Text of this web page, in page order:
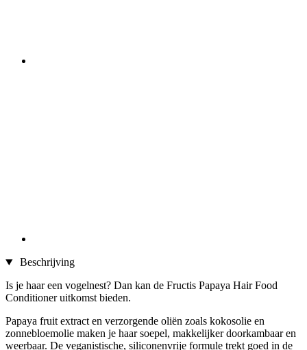
Beschrijving
Is je haar een vogelnest? Dan kan de Fructis Papaya Hair Food
Conditioner uitkomst bieden.
Papaya fruit extract en verzorgende oliën zoals kokosolie en
zonnebloemolie maken je haar soepel, makkelijker doorkambaar en
weerbaar. De veganistische, siliconenvrije formule trekt goed in de